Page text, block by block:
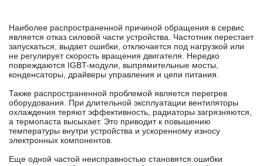
Наиболее распространенной причиной обращения в сервис
является отказ силовой части устройства. Частотник перестает
запускаться, выдает ошибки, отключается под нагрузкой или
не регулирует скорость вращения двигателя. Нередко
повреждаются IGBT-модули, выпрямительные мосты,
конденсаторы, драйверы управления и цепи питания.
Также распространенной проблемой является перегрев
оборудования. При длительной эксплуатации вентиляторы
охлаждения теряют эффективность, радиаторы загрязняются,
а термопаста высыхает. Это приводит к повышению
температуры внутри устройства и ускоренному износу
электронных компонентов.
Еще одной частой неисправностью становятся ошибки